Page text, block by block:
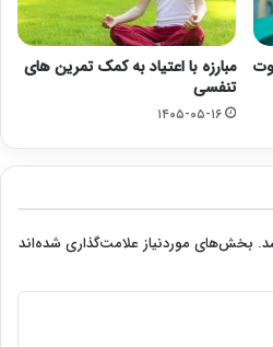
مبارزه با اعتیاد به کمک تمرین های
تنفسی
۱۴۰۵-۰۵-۱۶
بخش‌های موردنیاز علامت‌گذاری شده‌اند